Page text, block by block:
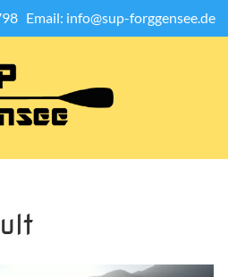
Email: info@sup-forggensee.de